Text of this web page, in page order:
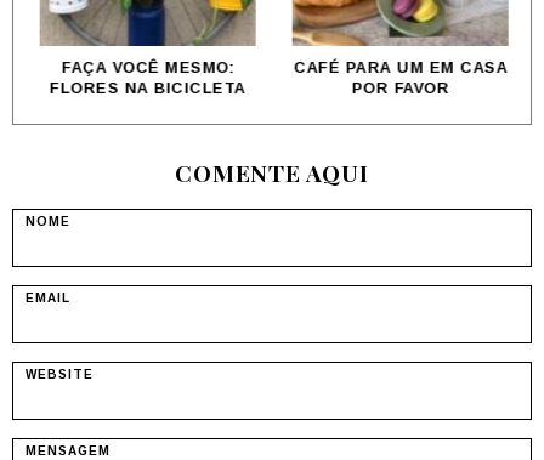
FAÇA VOCÊ MESMO:
FLORES NA BICICLETA
CAFÉ PARA UM EM CASA
POR FAVOR
COMENTE AQUI